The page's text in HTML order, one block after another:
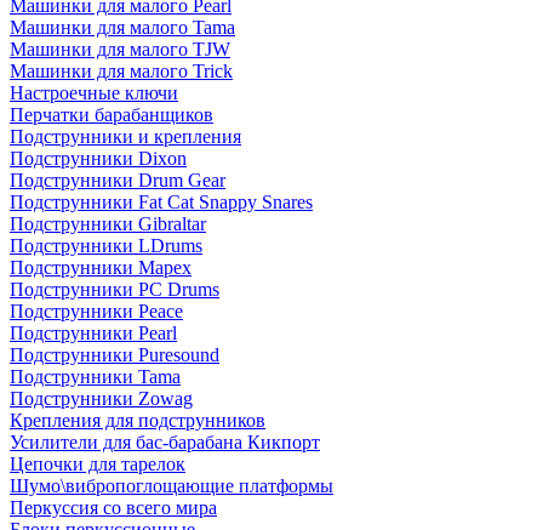
Машинки для малого Pearl
Машинки для малого Tama
Машинки для малого TJW
Машинки для малого Trick
Настроечные ключи
Перчатки барабанщиков
Подструнники и крепления
Подструнники Dixon
Подструнники Drum Gear
Подструнники Fat Cat Snappy Snares
Подструнники Gibraltar
Подструнники LDrums
Подструнники Mapex
Подструнники PC Drums
Подструнники Peace
Подструнники Pearl
Подструнники Puresound
Подструнники Tama
Подструнники Zowag
Крепления для подструнников
Усилители для бас-барабана Кикпорт
Цепочки для тарелок
Шумо\вибропоглощающие платформы
Перкуссия со всего мира